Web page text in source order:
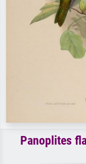
Panoplites